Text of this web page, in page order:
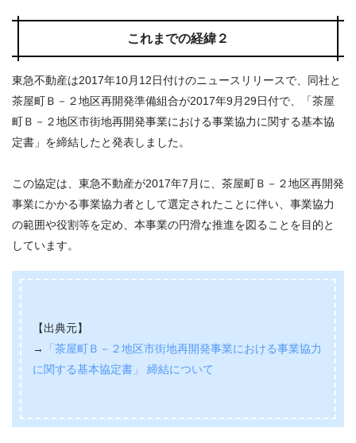
これまでの経緯２
東急不動産は2017年10月12日付けのニュースリリースで、同社と
茶屋町Ｂ－２地区再開発準備組合が2017年9月29日付で、「茶屋
町Ｂ－２地区市街地再開発事業における事業協力に関する基本協
定書」を締結したと発表しました。
この協定は、東急不動産が2017年7月に、茶屋町Ｂ－２地区再開発
事業にかかる事業協力者として選定されたことに伴い、事業協力
の範囲や役割等を定め、本事業の円滑な推進を図ることを目的と
しています。
【出典元】
→
「茶屋町Ｂ－２地区市街地再開発事業における事業協力
に関する基本協定書」
締結について